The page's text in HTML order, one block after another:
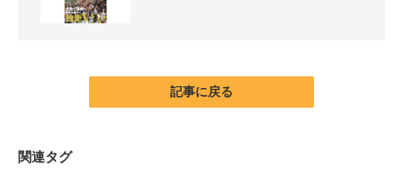
ITエンジニア向け専門サイト
IT製品の技術・比較・事例
モノづくり技術者専門サイト
記事に戻る
関連タグ